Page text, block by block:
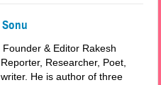
& Editor Rakesh
Researcher, Poet,
He is author of three